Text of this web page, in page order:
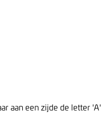
aan een zijde de letter 'A'